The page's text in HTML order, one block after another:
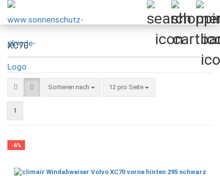
XC70
Sortieren nach
Sortieren nach 12 pro Seite
pro Seite
1
-6%